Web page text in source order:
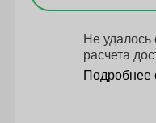
Не удалось
расчета
Подробнее